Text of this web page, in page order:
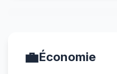
💼Économie